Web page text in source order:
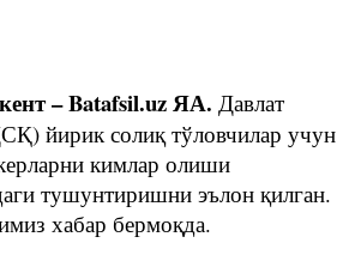
– Batafsil.uz ЯА. Давлат
йирик солиқ тўловчилар учун
кимлар олиши
тушунтиришни эълон қилган.
хабар бермоқда.